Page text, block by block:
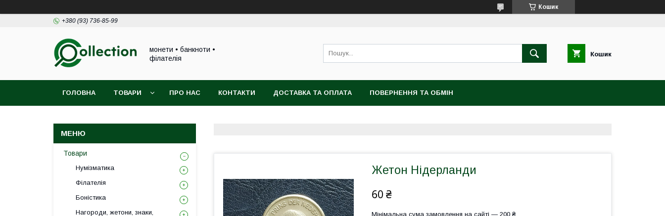
Кошик
+380 (93) 736-85-99
монети • банкноти •
філателія
Кошик
ГОЛОВНА ТОВАРИ ПРО НАС КОНТАКТИ ДОСТАВКА ТА ОПЛАТА ПОВЕРНЕННЯ ТА ОБМІН
Жетон Нідерланди
60 ₴
Мінімальна сума замовлення на сайті — 200 ₴
Товари
Нумізматика
Філателія
Боністика
Нагороди, жетони, знаки,